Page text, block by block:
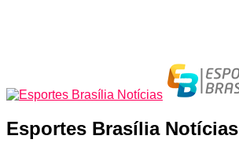
Esportes Brasília Notícias